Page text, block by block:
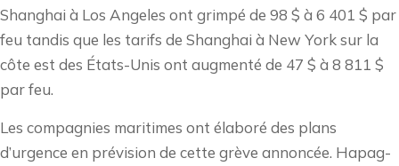
Shanghai à Los Angeles ont grimpé de 98 $ à 6 401 $ par
feu tandis que les tarifs de Shanghai à New York sur la
côte est des États-Unis ont augmenté de 47 $ à 8 811 $
par feu.
Les compagnies maritimes ont élaboré des plans
d’urgence en prévision de cette grève annoncée. Hapag-